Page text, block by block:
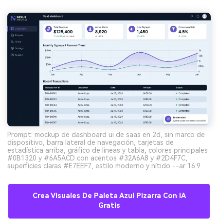
Prompt: mockup de dashboard ui de saas en 2d, sin marco de
dispositivo, barra lateral de navegación, tarjetas de
estadística arriba, gráfico de líneas y tabla, colores principales
#0B1320 y #6A5ACD con acentos #32A6A8 y #2D4F7C,
superficies claras #E7EEF7, estilo moderno y nítido --ar 16:9
Crea Visuales De Paleta Azul Pizarra Con IA
Gratis